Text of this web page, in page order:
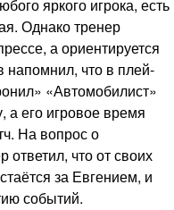
яркого игрока, есть
Однако тренер
а ориентируется
напомнил, что в плей-
«Автомобилист»
его игровое время
На вопрос о
ответил, что от своих
за Евгением, и
событий.